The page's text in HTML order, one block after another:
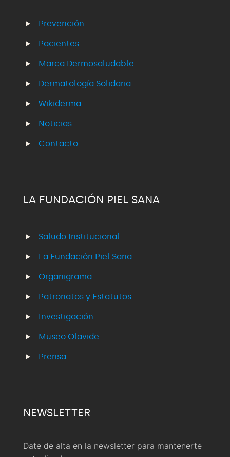
Prevención
Pacientes
Marca Dermosaludable
Dermatología Solidaria
Wikiderma
Noticias
Contacto
LA FUNDACIÓN PIEL SANA
Saludo Institucional
La Fundación Piel Sana
Organigrama
Patronatos y Estatutos
Investigación
Museo Olavide
Prensa
NEWSLETTER
Date de alta en la newsletter para mantenerte